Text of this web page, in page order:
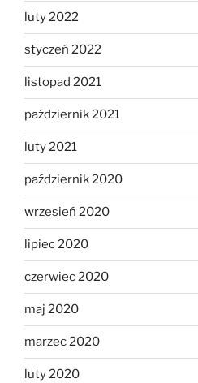
luty 2022
styczeń 2022
listopad 2021
październik 2021
luty 2021
październik 2020
wrzesień 2020
lipiec 2020
czerwiec 2020
maj 2020
marzec 2020
luty 2020